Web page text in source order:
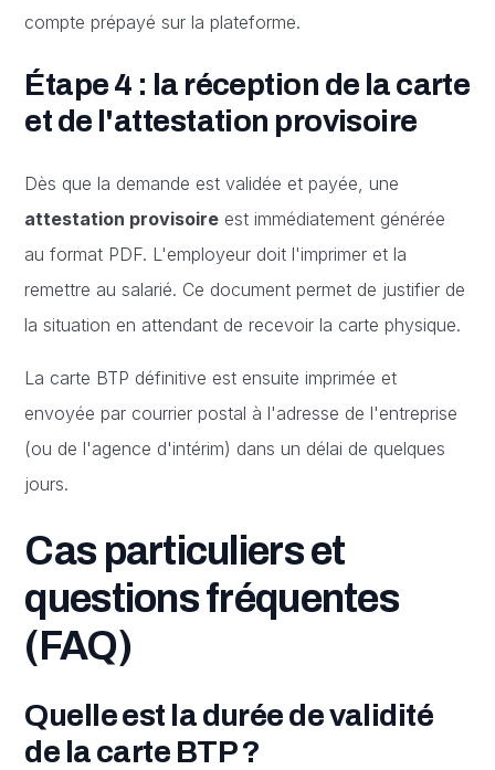
compte prépayé sur la plateforme.
Étape 4 : la réception de la carte
et de l'attestation provisoire
Dès que la demande est validée et payée, une
attestation provisoire est immédiatement générée
au format PDF. L'employeur doit l'imprimer et la
remettre au salarié. Ce document permet de justifier de
la situation en attendant de recevoir la carte physique.
La carte BTP définitive est ensuite imprimée et
envoyée par courrier postal à l'adresse de l'entreprise
(ou de l'agence d'intérim) dans un délai de quelques
jours.
Cas particuliers et
questions fréquentes
(FAQ)
Quelle est la durée de validité
de la carte BTP ?